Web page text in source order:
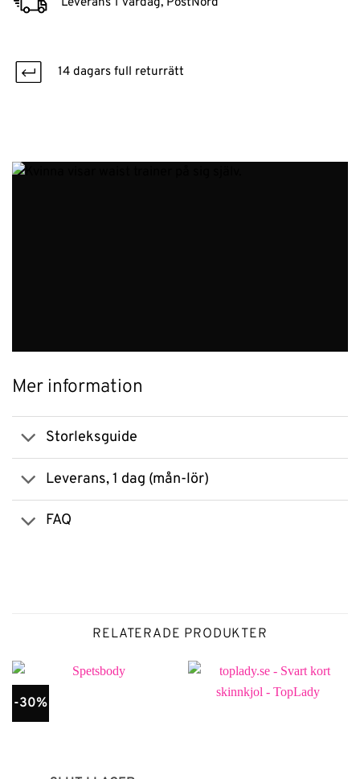
14 dagars full returrätt
Mer information
Storleksguide
Leverans, 1 dag (mån-lör)
FAQ
RELATERADE PRODUKTER
-30%